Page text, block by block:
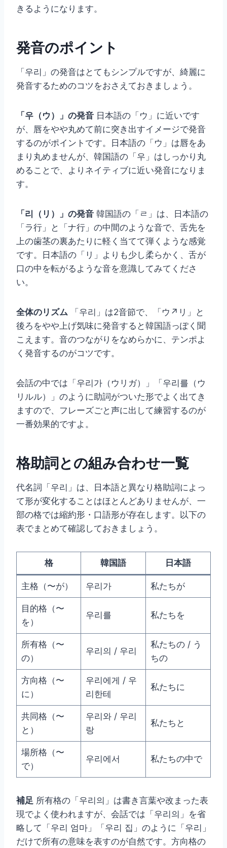
きるようになります。
発音のポイント
「우리」の発音はとてもシンプルですが、綺麗に
発音するためのコツをおさえておきましょう。
「우（ウ）」の発音 日本語の「ウ」に近いです
が、唇をやや丸めて前に突き出すイメージで発音
するのがポイントです。日本語の「ウ」は唇をあ
まり丸めませんが、韓国語の「우」はしっかり丸
めることで、よりネイティブに近い発音になりま
す。
「리（リ）」の発音 韓国語の「ㄹ」は、日本語の
「ラ行」と「ナ行」の中間のような音で、舌先を
上の歯茎の裏あたりに軽く当てて弾くような感覚
です。日本語の「リ」よりも少し柔らかく、舌が
口の中を転がるような音を意識してみてくださ
い。
全体のリズム 「우리」は2音節で、「ウ↗リ」と
後ろをやや上げ気味に発音すると韓国語っぽく聞
こえます。音のつながりをなめらかに、テンポよ
く発音するのがコツです。
会話の中では「우리가（ウリガ）」「우리를（ウ
リルル）」のように助詞がついた形でよく出てき
ますので、フレーズごと声に出して練習するのが
一番効果的ですよ。
格助詞との組み合わせ一覧
代名詞「우리」は、日本語と異なり格助詞によっ
て形が変化することはほとんどありませんが、一
部の格では縮約形・口語形が存在します。以下の
表でまとめて確認しておきましょう。
格 韓国語 日本語
主格（〜が） 우리가 私たちが
目的格（〜
を）
우리를 私たちを
所有格（〜
の）
우리의 / 우리
私たちの / う
ちの
方向格（〜
に）
우리에게 / 우
리한테
私たちに
共同格（〜
と）
우리와 / 우리
랑
私たちと
場所格（〜
で）
우리에서 私たちの中で
補足 所有格の「우리의」は書き言葉や改まった表
現でよく使われますが、会話では「우리의」を省
略して「우리 엄마」「우리 집」のように「우리」
だけで所有の意味を表すのが自然です。方向格の